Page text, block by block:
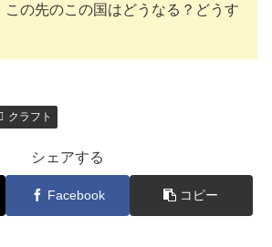
この先のこの国はどうなる？どうす
クラフト
シェアする
Facebook コピー